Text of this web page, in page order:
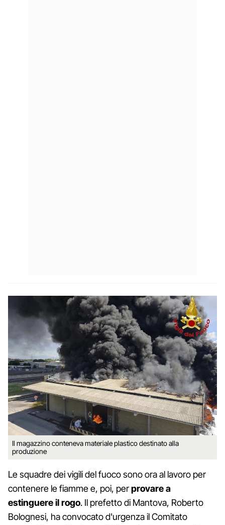
Il magazzino conteneva materiale plastico destinato alla
produzione
Le squadre dei vigili del fuoco sono ora al lavoro per
contenere le fiamme e, poi, perprovare a
estinguere il rogo. Il prefetto di Mantova, Roberto
Bolognesi, ha convocato d'urgenza il Comitato